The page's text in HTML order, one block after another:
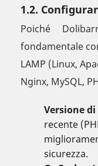
1.2.
Poiché
fondamentale
LAMP (Linux,
Nginx, MySQL,
Versione di
recente
sicurezza.